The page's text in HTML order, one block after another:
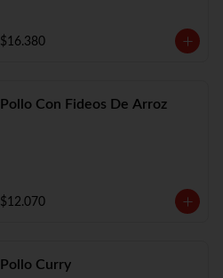
$16.380
Pollo Con Fideos De Arroz
$12.070
Pollo Curry